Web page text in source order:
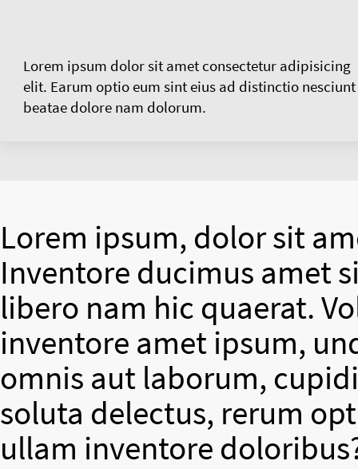
Lorem ipsum dolor sit amet consectetur adipisicing
elit. Earum optio eum sint eius ad distinctio nesciunt
beatae dolore nam dolorum.
Lorem ipsum, dolor sit
Inventore ducimus amet
libero nam hic quaerat.
inventore amet ipsum,
omnis aut laborum,
soluta delectus, rerum
ullam inventore